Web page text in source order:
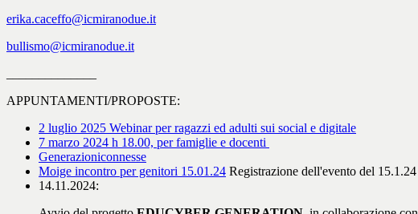
erika.caceffo@icmiranodue.it
bullismo@icmiranodue.it
APPUNTAMENTI/PROPOSTE:
2 luglio 2025 Webinar per ragazzi ed adulti sui social e digitale
7 marzo 2024 h 18.00, per famiglie e docenti
Generazioniconnesse
Moige incontro per genitori 15.01.24 Registrazione dell'evento del 15.1.24
14.11.2024: